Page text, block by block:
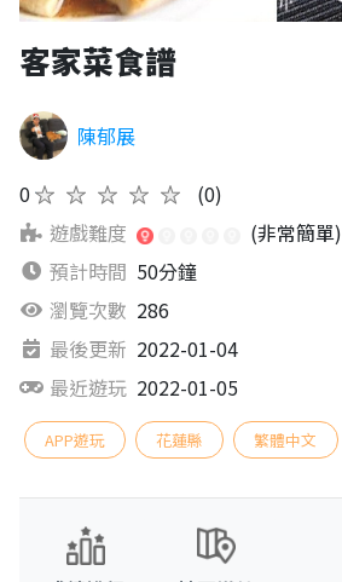
客家菜食譜
陳郁展
0★★★★★
(0)
遊戲難度
(非常簡單)
預計時間 50分鐘
瀏覽次數 286
最後更新 2022-01-04
最近遊玩 2022-01-05
APP遊玩 花蓮縣 繁體中文